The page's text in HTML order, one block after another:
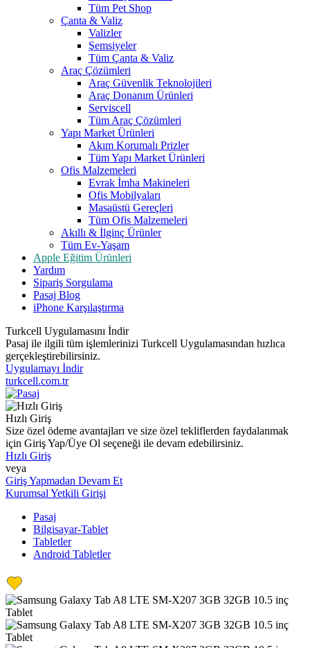
Tüm Pet Shop
Çanta & Valiz
Valizler
Şemsiyeler
Tüm Çanta & Valiz
Araç Çözümleri
Araç Güvenlik Teknolojileri
Araç Donanım Ürünleri
Serviscell
Tüm Araç Çözümleri
Yapı Market Ürünleri
Akım Korumalı Prizler
Tüm Yapı Market Ürünleri
Ofis Malzemeleri
Evrak İmha Makineleri
Ofis Mobilyaları
Masaüstü Gereçleri
Tüm Ofis Malzemeleri
Akıllı & İlginç Ürünler
Tüm Ev-Yaşam
Apple Eğitim Ürünleri
Yardım
Sipariş Sorgulama
Pasaj Blog
iPhone Karşılaştırma
Turkcell Uygulamasını İndir
Pasaj ile ilgili tüm işlemlerinizi Turkcell Uygulamasından hızlıca
gerçekleştirebilirsiniz.
Uygulamayı İndir
turkcell.com.tr
Hızlı Giriş
Size özel ödeme avantajları ve size özel tekliflerden faydalanmak
için Giriş Yap/Üye Ol seçeneği ile devam edebilirsiniz.
Hızlı Giriş
veya
Giriş Yapmadan Devam Et
Kurumsal Yetkili Girişi
Pasaj
Bilgisayar-Tablet
Tabletler
Android Tabletler